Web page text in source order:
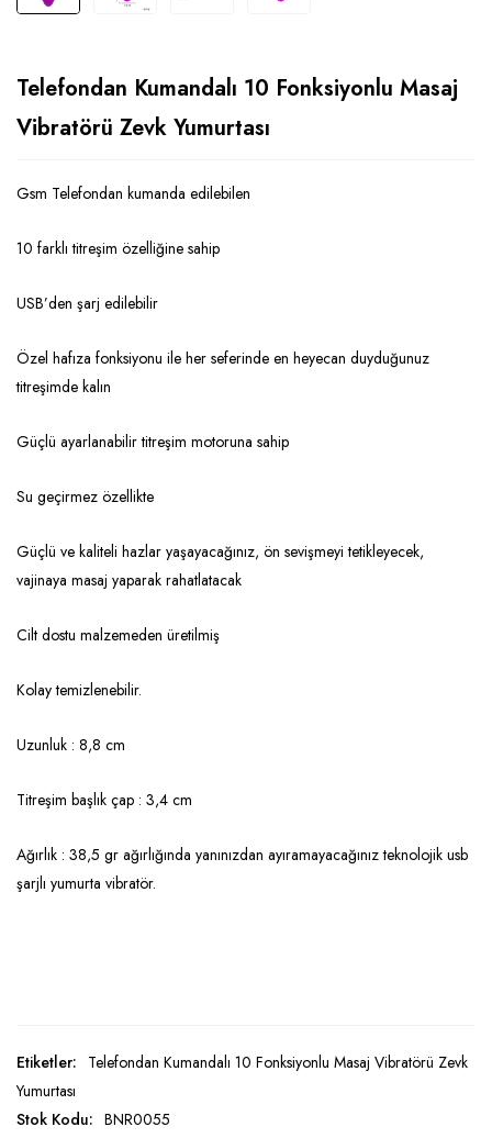
Telefondan Kumandalı 10 Fonksiyonlu Masaj
Vibratörü Zevk Yumurtası
Gsm Telefondan kumanda edilebilen
10 farklı titreşim özelliğine sahip
USB’den şarj edilebilir
Özel hafıza fonksiyonu ile her seferinde en heyecan duyduğunuz
titreşimde kalın
Güçlü ayarlanabilir titreşim motoruna sahip
Su geçirmez özellikte
Güçlü ve kaliteli hazlar yaşayacağınız, ön sevişmeyi tetikleyecek,
vajinaya masaj yaparak rahatlatacak
Cilt dostu malzemeden üretilmiş
Kolay temizlenebilir.
Uzunluk : 8,8 cm
Titreşim başlık çap : 3,4 cm
Ağırlık : 38,5 gr ağırlığında yanınızdan ayıramayacağınız teknolojik usb
şarjlı yumurta vibratör.
Etiketler: Telefondan Kumandalı 10 Fonksiyonlu Masaj Vibratörü Zevk
Yumurtası
Stok Kodu: BNR0055